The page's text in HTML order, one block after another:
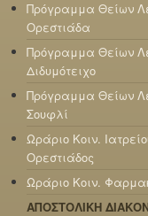
Πρόγραμμα Θείων
Ορεστιάδα
Πρόγραμμα Θείων
Διδυμότειχο
Πρόγραμμα Θείων
Σουφλί
Ωράριο Κοιν.
Ορεστιάδος
Ωράριο Κοιν.
ΑΠΟΣΤΟΛΙΚΗ